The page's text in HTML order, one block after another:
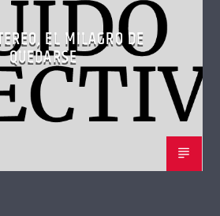
EL MILAGRO DE
QUEDARSE